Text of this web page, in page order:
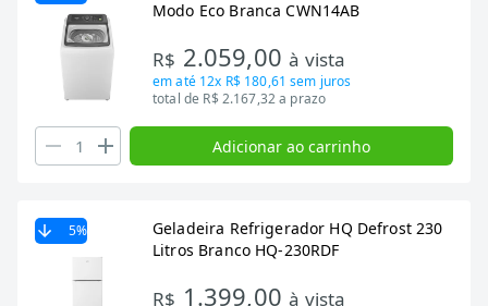
Modo Eco Branca CWN14AB
R$ 2.059,00à vista
em até 12x R$ 180,61 sem juros
total de R$ 2.167,32 a prazo
Adicionar ao carrinho
5%
Geladeira Refrigerador HQ Defrost 230
Litros Branco HQ-230RDF
R$ 1.399,00à vista